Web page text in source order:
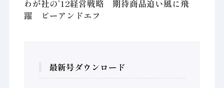
わが社の’12経営戦略 期待商品追い風に飛
躍 ピーアンドエフ
最新号ダウンロード